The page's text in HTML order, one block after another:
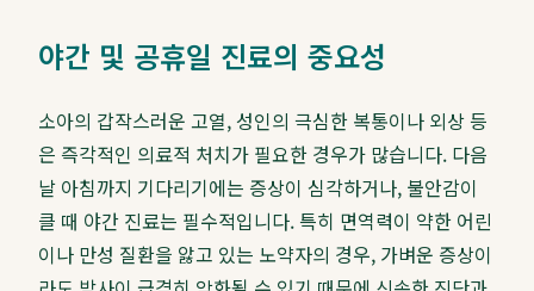
야간 및 공휴일 진료의 중요성
소아의 갑작스러운 고열, 성인의 극심한 복통이나 외상 등
은 즉각적인 의료적 처치가 필요한 경우가 많습니다. 다음
날 아침까지 기다리기에는 증상이 심각하거나, 불안감이
클 때 야간 진료는 필수적입니다. 특히 면역력이 약한 어린
이나 만성 질환을 앓고 있는 노약자의 경우, 가벼운 증상이